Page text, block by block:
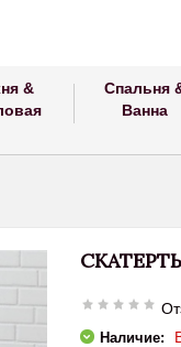
&
Спальня
Ванна
Наличие: